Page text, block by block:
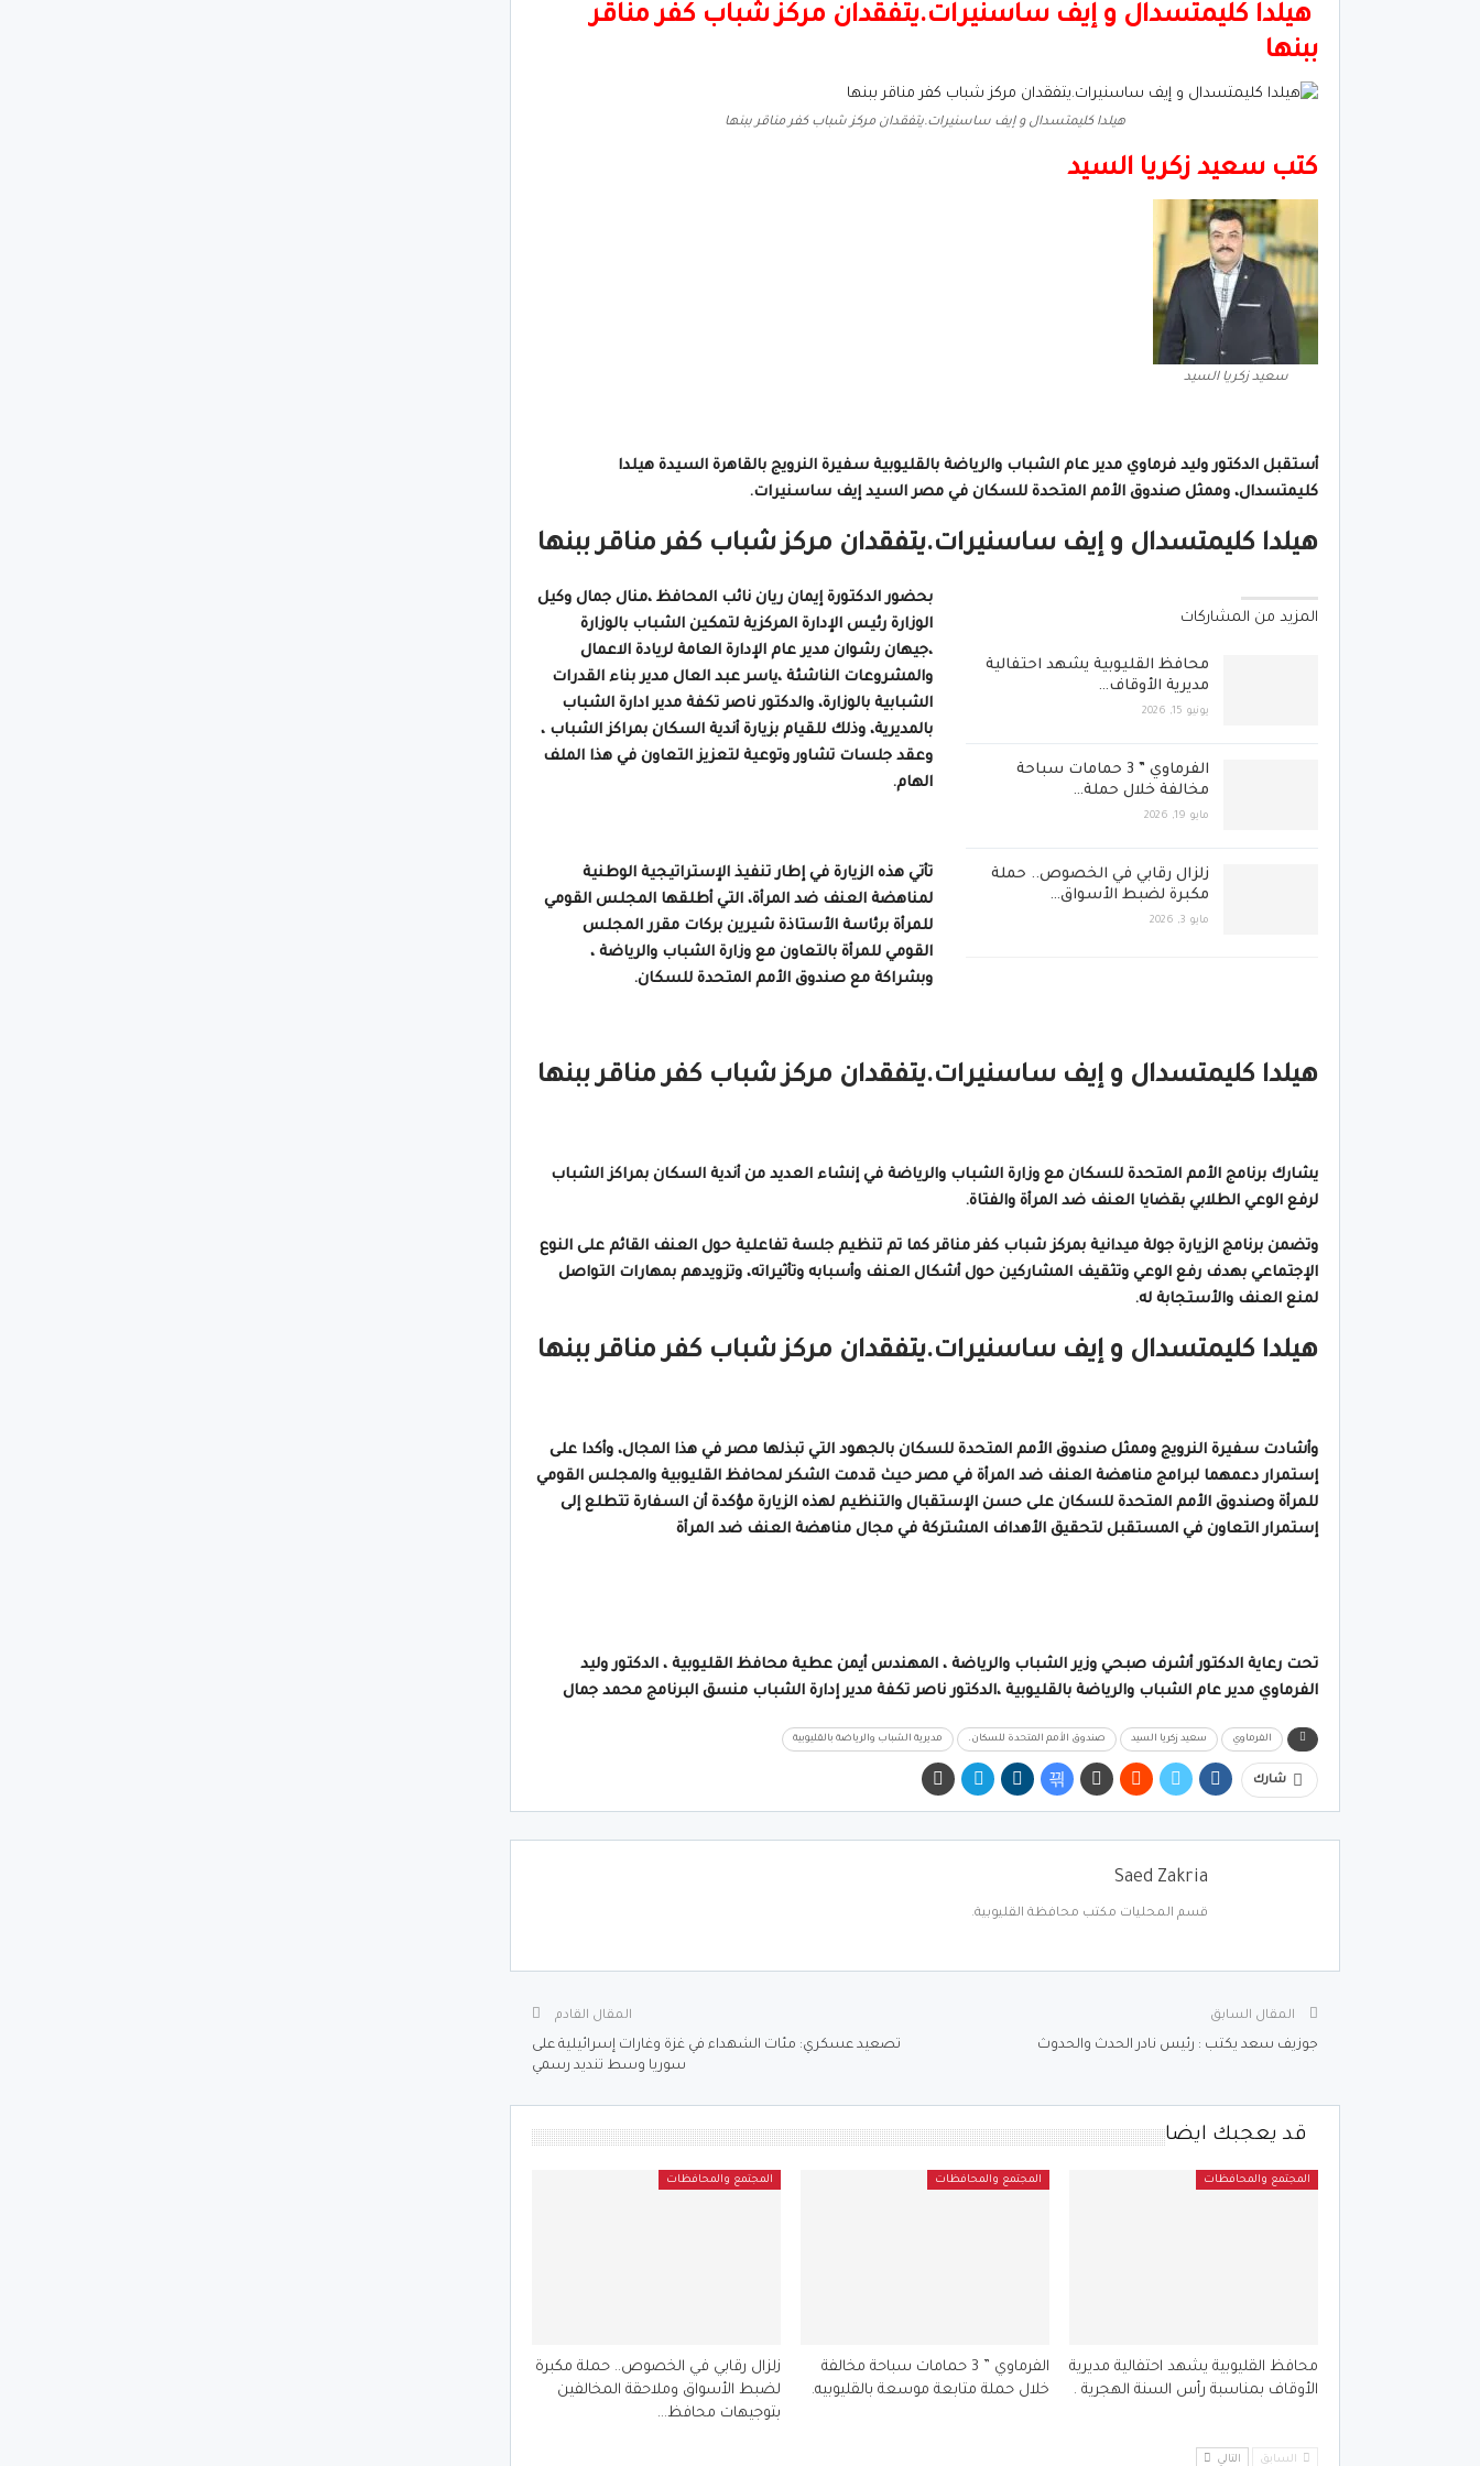
هيلدا كليمتسدال و إيف ساسنيرات.يتفقدان مركز شباب كفر مناقر
ببنها
هيلدا كليمتسدال و إيف ساسنيرات.يتفقدان مركز شباب كفر مناقر ببنها
كتب سعيد زكريا السيد
سعيد زكريا السيد
أستقبل الدكتور وليد فرماوي مدير عام الشباب والرياضة بالقليوبية سفيرة النرويج بالقاهرة السيدة هيلدا
كليمتسدال، وممثل صندوق الأمم المتحدة للسكان في مصر السيد إيف ساسنيرات.
هيلدا كليمتسدال و إيف ساسنيرات.يتفقدان مركز شباب كفر مناقر ببنها
المزيد من المشاركات
محافظ القليوبية يشهد احتفالية
مديرية الأوقاف…
يونيو 15, 2026
الفرماوي ” 3 حمامات سباحة
مخالفة خلال حملة…
مايو 19, 2026
زلزال رقابي في الخصوص.. حملة
مكبرة لضبط الأسواق…
مايو 3, 2026
بحضور الدكتورة إيمان ريان نائب المحافظ ،منال جمال وكيل
الوزارة رئيس الإدارة المركزية لتمكين الشباب بالوزارة
،جيهان رشوان مدير عام الإدارة العامة لريادة الاعمال
والمشروعات الناشئة ،ياسر عبد العال مدير بناء القدرات
الشبابية بالوزارة، والدكتور ناصر تكفة مدير ادارة الشباب
بالمديرية، وذلك للقيام بزيارة أندية السكان بمراكز الشباب ،
وعقد جلسات تشاور وتوعية لتعزيز التعاون في هذا الملف
الهام.
تأتي هذه الزيارة في إطار تنفيذ الإستراتيجية الوطنية
لمناهضة العنف ضد المرأة، التي أطلقها المجلس القومي
للمرأة برئاسة الأستاذة شيرين بركات مقرر المجلس
القومي للمرأة بالتعاون مع وزارة الشباب والرياضة ،
وبشراكة مع صندوق الأمم المتحدة للسكان.
هيلدا كليمتسدال و إيف ساسنيرات.يتفقدان مركز شباب كفر مناقر ببنها
يشارك برنامج الأمم المتحدة للسكان مع وزارة الشباب والرياضة في إنشاء العديد من أندية السكان بمراكز الشباب
لرفع الوعي الطلابي بقضايا العنف ضد المرأة والفتاة.
وتضمن برنامج الزيارة جولة ميدانية بمركز شباب كفر مناقر كما تم تنظيم جلسة تفاعلية حول العنف القائم على النوع
الإجتماعي بهدف رفع الوعي وتثقيف المشاركين حول أشكال العنف وأسبابه وتأثيراته، وتزويدهم بمهارات التواصل
لمنع العنف والأستجابة له.
هيلدا كليمتسدال و إيف ساسنيرات.يتفقدان مركز شباب كفر مناقر ببنها
وأشادت سفيرة النرويج وممثل صندوق الأمم المتحدة للسكان بالجهود التي تبذلها مصر في هذا المجال، وأكدا على
إستمرار دعمهما لبرامج مناهضة العنف ضد المرأة في مصر حيث قدمت الشكر لمحافظ القليوبية والمجلس القومي
للمرأة وصندوق الأمم المتحدة للسكان على حسن الإستقبال والتنظيم لهذه الزيارة مؤكدة أن السفارة تتطلع إلى
إستمرار التعاون في المستقبل لتحقيق الأهداف المشتركة في مجال مناهضة العنف ضد المرأة
تحت رعاية الدكتور أشرف صبحي وزير الشباب والرياضة ، المهندس أيمن عطية محافظ القليوبية ، الدكتور وليد
الفرماوي مدير عام الشباب والرياضة بالقليوبية ،الدكتور ناصر تكفة مدير إدارة الشباب منسق البرنامج محمد جمال
الفرماوي سعيد زكريا السيد صندوق الأمم المتحدة للسكان. مديرية الشباب والرياضة بالقليوبية
شارك
Saed Zakria
قسم المحليات مكتب محافظة القليوبية.
المقال السابق
جوزيف سعد يكتب : رئيس نادر الحدث والحدوث
المقال القادم
تصعيد عسكري: مئات الشهداء في غزة وغارات إسرائيلية على
سوريا وسط تنديد رسمي
قد يعجبك ايضا
المجتمع والمحافظات
محافظ القليوبية يشهد احتفالية مديرية
الأوقاف بمناسبة رأس السنة الهجرية .
المجتمع والمحافظات
الفرماوي ” 3 حمامات سباحة مخالفة
خلال حملة متابعة موسعة بالقليوبيه.
المجتمع والمحافظات
زلزال رقابي في الخصوص.. حملة مكبرة
لضبط الأسواق وملاحقة المخالفين
بتوجيهات محافظ…
السابق التالي